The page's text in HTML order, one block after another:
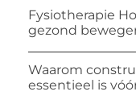
Fysiotherapie
gezond
Waarom
essentieel is